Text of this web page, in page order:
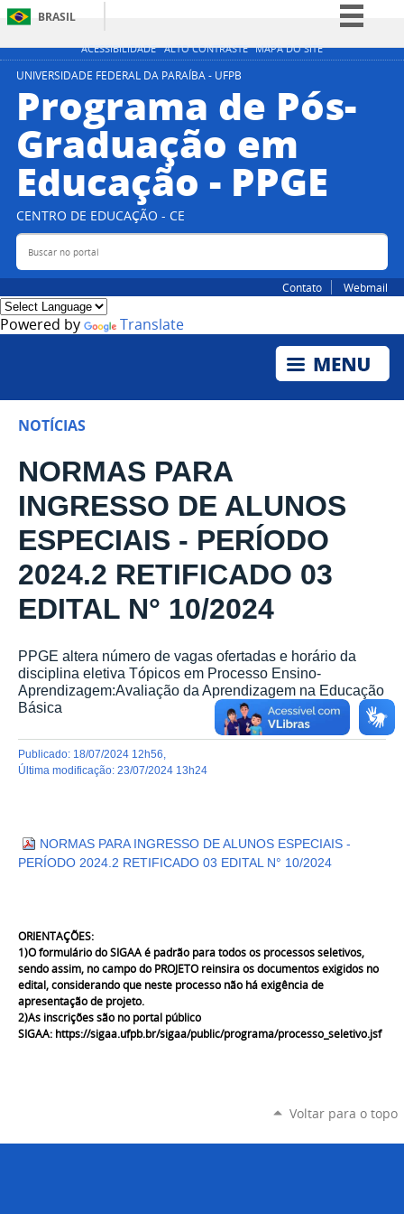
ACESSIBILIDADE ALTO CONTRASTE MAPA DO SITE
BRASIL
Simplifique!
Participe
Legislação
Canais
UNIVERSIDADE FEDERAL DA PARAÍBA - UFPB
Programa de Pós-
Graduação em
Educação - PPGE
CENTRO DE EDUCAÇÃO - CE
Buscar no portal
Contato Webmail
Powered by Translate
NOTÍCIAS
NORMAS PARA
INGRESSO DE ALUNOS
ESPECIAIS - PERÍODO
2024.2 RETIFICADO 03
EDITAL N° 10/2024
PPGE altera número de vagas ofertadas e horário da
disciplina eletiva Tópicos em Processo Ensino-
Aprendizagem:Avaliação da Aprendizagem na Educação
Básica
publicado: 18/07/2024 12h56
última modificação: 23/07/2024 13h24
NORMAS PARA INGRESSO DE ALUNOS ESPECIAIS -
PERÍODO 2024.2 RETIFICADO 03 EDITAL N° 10/2024
ORIENTAÇÕES:
1)O formulário do SIGAA é padrão para todos os processos seletivos,
sendo assim, no campo do PROJETO reinsira os documentos exigidos no
edital, considerando que neste processo não há exigência de
apresentação de projeto.
2)As inscrições são no portal público
SIGAA: https://sigaa.ufpb.br/sigaa/public/programa/processo_seletivo.jsf
Voltar para o topo